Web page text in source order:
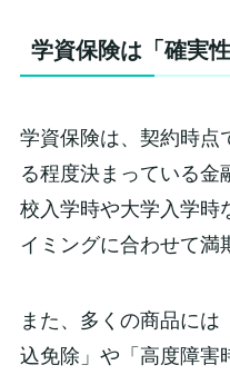
学資保険は「確実
学資保険は、契約時点
る程度決まっている金
校入学時や大学入学時
イミングに合わせて満
また、多くの商品に
込免除」や「高度障害